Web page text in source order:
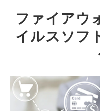
ファイアウ
イルスソフ